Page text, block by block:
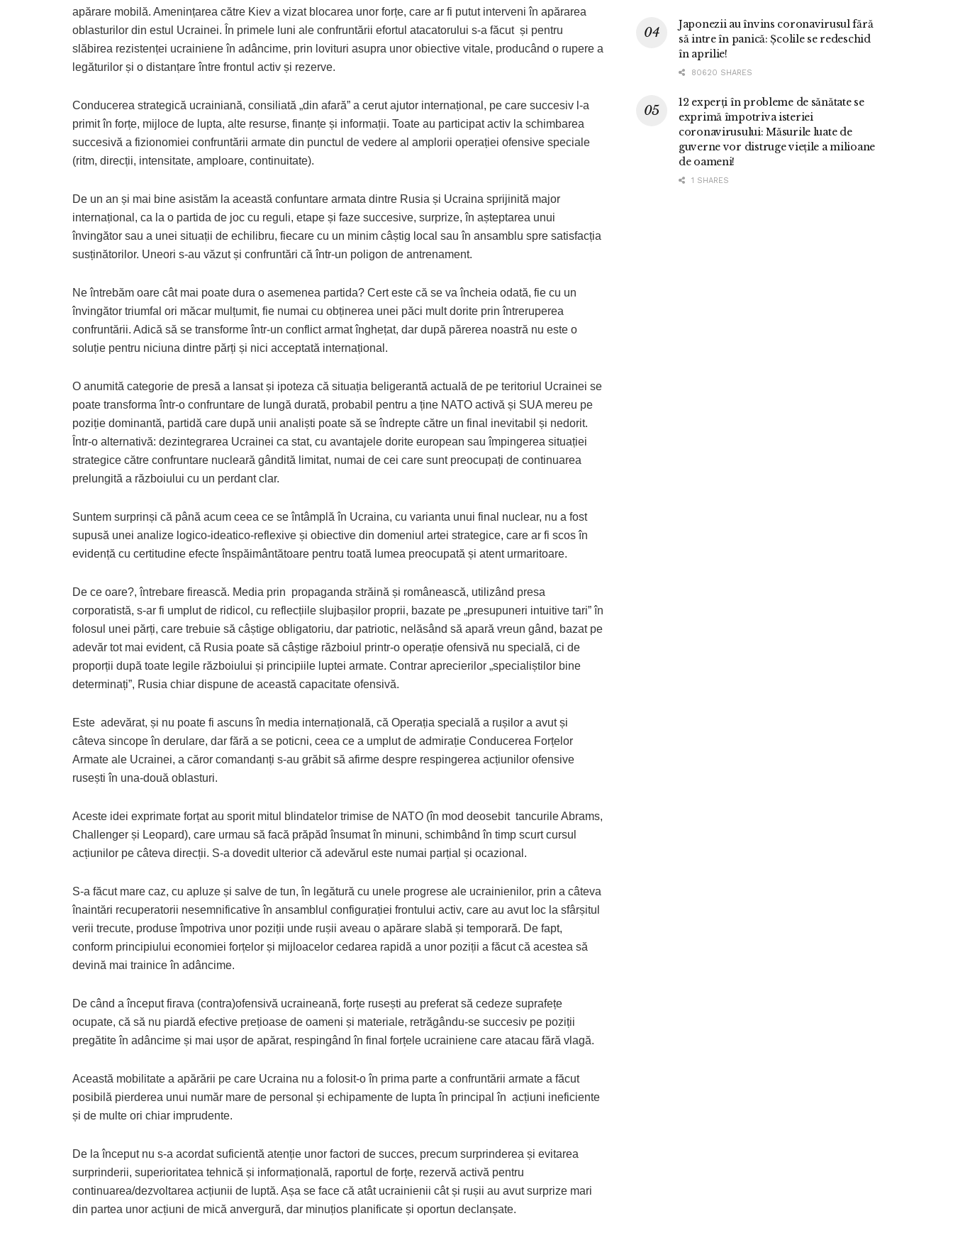
apărare mobilă. Amenințarea către Kiev a vizat blocarea unor forțe, care ar fi putut interveni în apărarea
oblasturilor din estul Ucrainei. În primele luni ale confruntării efortul atacatorului s-a făcut și pentru
slăbirea rezistenței ucrainiene în adâncime, prin lovituri asupra unor obiective vitale, producând o rupere a
legăturilor și o distanțare între frontul activ și rezerve.
Conducerea strategică ucrainiană, consiliată „din afară” a cerut ajutor internațional, pe care succesiv l-a
primit în forțe, mijloce de lupta, alte resurse, finanțe și informații. Toate au participat activ la schimbarea
succesivă a fizionomiei confruntării armate din punctul de vedere al amplorii operației ofensive speciale
(ritm, direcții, intensitate, amploare, continuitate).
De un an și mai bine asistăm la această confuntare armata dintre Rusia și Ucraina sprijinită major
internațional, ca la o partida de joc cu reguli, etape și faze succesive, surprize, în așteptarea unui
învingător sau a unei situații de echilibru, fiecare cu un minim câștig local sau în ansamblu spre satisfacția
susținătorilor. Uneori s-au văzut și confruntări că într-un poligon de antrenament.
Ne întrebăm oare cât mai poate dura o asemenea partida? Cert este că se va încheia odată, fie cu un
învingător triumfal ori măcar mulțumit, fie numai cu obținerea unei păci mult dorite prin întreruperea
confruntării. Adică să se transforme într-un conflict armat înghețat, dar după părerea noastră nu este o
soluție pentru niciuna dintre părți și nici acceptată internațional.
O anumită categorie de presă a lansat și ipoteza că situația beligerantă actuală de pe teritoriul Ucrainei se
poate transforma într-o confruntare de lungă durată, probabil pentru a ține NATO activă și SUA mereu pe
poziție dominantă, partidă care după unii analiști poate să se îndrepte către un final inevitabil și nedorit.
Într-o alternativă: dezintegrarea Ucrainei ca stat, cu avantajele dorite european sau împingerea situației
strategice către confruntare nucleară gândită limitat, numai de cei care sunt preocupați de continuarea
prelungită a războiului cu un perdant clar.
Suntem surprinși că până acum ceea ce se întâmplă în Ucraina, cu varianta unui final nuclear, nu a fost
supusă unei analize logico-ideatico-reflexive și obiective din domeniul artei strategice, care ar fi scos în
evidență cu certitudine efecte înspăimântătoare pentru toată lumea preocupată și atent urmaritoare.
De ce oare?, întrebare firească. Media prin propaganda străină și românească, utilizând presa
corporatistă, s-ar fi umplut de ridicol, cu reflecțiile slujbașilor proprii, bazate pe „presupuneri intuitive tari” în
folosul unei părți, care trebuie să câștige obligatoriu, dar patriotic, nelăsând să apară vreun gând, bazat pe
adevăr tot mai evident, că Rusia poate să câștige războiul printr-o operație ofensivă nu specială, ci de
proporții după toate legile războiului și principiile luptei armate. Contrar aprecierilor „specialiștilor bine
determinați”, Rusia chiar dispune de această capacitate ofensivă.
Este adevărat, și nu poate fi ascuns în media internațională, că Operația specială a rușilor a avut și
câteva sincope în derulare, dar fără a se poticni, ceea ce a umplut de admirație Conducerea Forțelor
Armate ale Ucrainei, a căror comandanți s-au grăbit să afirme despre respingerea acțiunilor ofensive
rusești în una-două oblasturi.
Aceste idei exprimate forțat au sporit mitul blindatelor trimise de NATO (în mod deosebit tancurile Abrams,
Challenger și Leopard), care urmau să facă prăpăd însumat în minuni, schimbând în timp scurt cursul
acțiunilor pe câteva direcții. S-a dovedit ulterior că adevărul este numai parțial și ocazional.
S-a făcut mare caz, cu apluze și salve de tun, în legătură cu unele progrese ale ucrainienilor, prin a câteva
înaintări recuperatorii nesemnificative în ansamblul configurației frontului activ, care au avut loc la sfârșitul
verii trecute, produse împotriva unor poziții unde rușii aveau o apărare slabă și temporară. De fapt,
conform principiului economiei forțelor și mijloacelor cedarea rapidă a unor poziții a făcut că acestea să
devină mai trainice în adâncime.
De când a început firava (contra)ofensivă ucraineană, forțe rusești au preferat să cedeze suprafețe
ocupate, că să nu piardă efective prețioase de oameni și materiale, retrăgându-se succesiv pe poziții
pregătite în adâncime și mai ușor de apărat, respingând în final forțele ucrainiene care atacau fără vlagă.
Această mobilitate a apărării pe care Ucraina nu a folosit-o în prima parte a confruntării armate a făcut
posibilă pierderea unui număr mare de personal și echipamente de lupta în principal în acțiuni ineficiente
și de multe ori chiar imprudente.
De la început nu s-a acordat suficientă atenție unor factori de succes, precum surprinderea și evitarea
surprinderii, superioritatea tehnică și informațională, raportul de forțe, rezervă activă pentru
continuarea/dezvoltarea acțiunii de luptă. Așa se face că atât ucrainienii cât și rușii au avut surprize mari
din partea unor acțiuni de mică anvergură, dar minuțios planificate și oportun declanșate.
Japonezii au învins coronavirusul fără
să intre în panică: Școlile se redeschid
în aprilie!
80620 SHARES
12 experți în probleme de sănătate se
exprimă împotriva isteriei
coronavirusului: Măsurile luate de
guverne vor distruge viețile a milioane
de oameni!
1 SHARES